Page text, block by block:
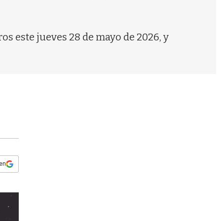
este jueves 28 de mayo de 2026, y